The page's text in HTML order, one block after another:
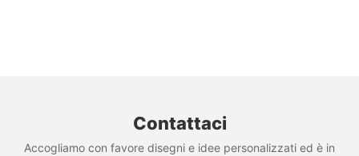
Contattaci
Accogliamo con favore disegni e idee personalizzati ed è in